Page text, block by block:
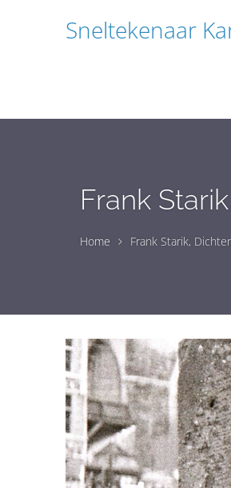
Sneltekenaar
Frank
Home Frank Starik,